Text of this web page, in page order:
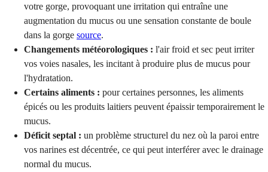
votre gorge, provoquant une irritation qui entraîne une
augmentation du mucus ou une sensation constante de boule
dans la gorge source.
Changements météorologiques : l'air froid et sec peut irriter
vos voies nasales, les incitant à produire plus de mucus pour
l'hydratation.
Certains aliments : pour certaines personnes, les aliments
épicés ou les produits laitiers peuvent épaissir temporairement le
mucus.
Déficit septal : un problème structurel du nez où la paroi entre
vos narines est décentrée, ce qui peut interférer avec le drainage
normal du mucus.